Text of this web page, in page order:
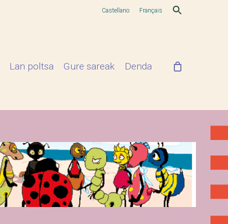
Castellano Français
Lan poltsa Gure sareak Denda